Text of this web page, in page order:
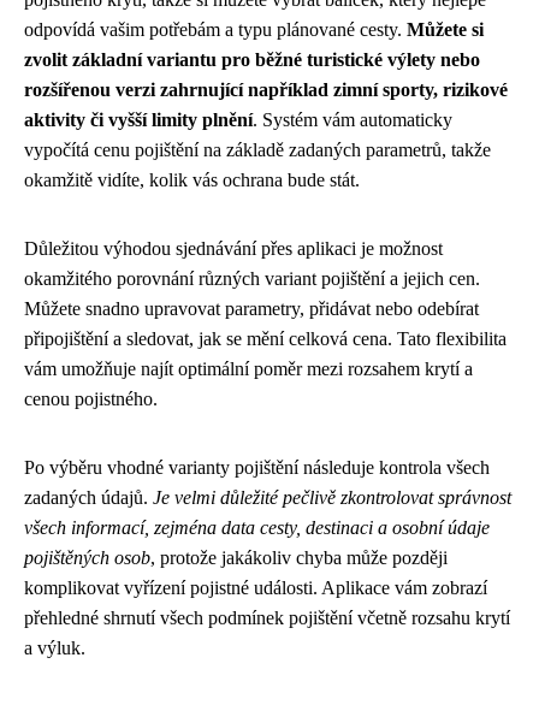
odpovídá vašim potřebám a typu plánované cesty. Můžete si
zvolit základní variantu pro běžné turistické výlety nebo
rozšířenou verzi zahrnující například zimní sporty, rizikové
aktivity či vyšší limity plnění. Systém vám automaticky
vypočítá cenu pojištění na základě zadaných parametrů, takže
okamžitě vidíte, kolik vás ochrana bude stát.
Důležitou výhodou sjednávání přes aplikaci je možnost
okamžitého porovnání různých variant pojištění a jejich cen.
Můžete snadno upravovat parametry, přidávat nebo odebírat
připojištění a sledovat, jak se mění celková cena. Tato flexibilita
vám umožňuje najít optimální poměr mezi rozsahem krytí a
cenou pojistného.
Po výběru vhodné varianty pojištění následuje kontrola všech
zadaných údajů. Je velmi důležité pečlivě zkontrolovat správnost
všech informací, zejména data cesty, destinaci a osobní údaje
pojištěných osob, protože jakákoliv chyba může později
komplikovat vyřízení pojistné události. Aplikace vám zobrazí
přehledné shrnutí všech podmínek pojištění včetně rozsahu krytí
a výluk.